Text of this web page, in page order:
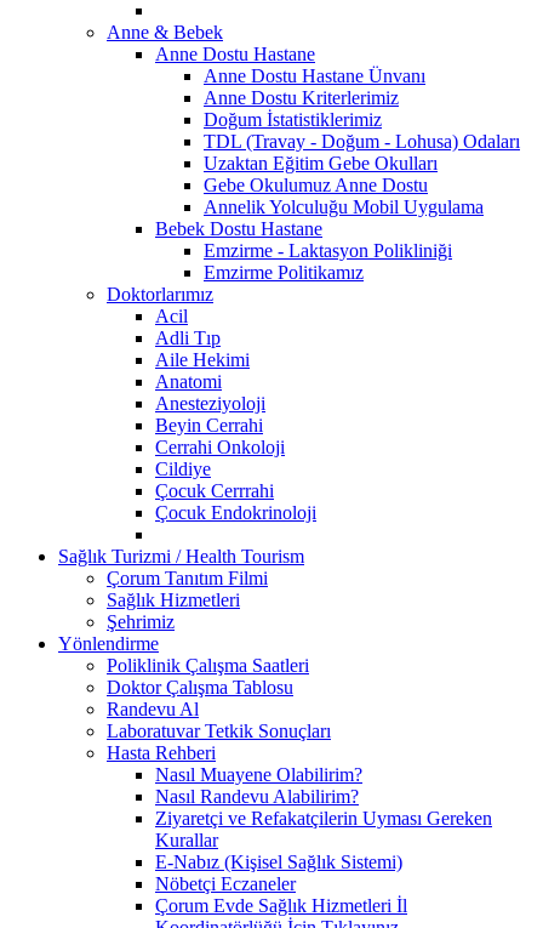
Anne & Bebek
Anne Dostu Hastane
Anne Dostu Hastane Ünvanı
Anne Dostu Kriterlerimiz
Doğum İstatistiklerimiz
TDL (Travay - Doğum - Lohusa) Odaları
Uzaktan Eğitim Gebe Okulları
Gebe Okulumuz Anne Dostu
Annelik Yolculuğu Mobil Uygulama
Bebek Dostu Hastane
Emzirme - Laktasyon Polikliniği
Emzirme Politikamız
Doktorlarımız
Acil
Adli Tıp
Aile Hekimi
Anatomi
Anesteziyoloji
Beyin Cerrahi
Cerrahi Onkoloji
Cildiye
Çocuk Cerrrahi
Çocuk Endokrinoloji
Sağlık Turizmi / Health Tourism
Çorum Tanıtım Filmi
Sağlık Hizmetleri
Şehrimiz
Yönlendirme
Poliklinik Çalışma Saatleri
Doktor Çalışma Tablosu
Randevu Al
Laboratuvar Tetkik Sonuçları
Hasta Rehberi
Nasıl Muayene Olabilirim?
Nasıl Randevu Alabilirim?
Ziyaretçi ve Refakatçilerin Uyması Gereken
Kurallar
E-Nabız (Kişisel Sağlık Sistemi)
Nöbetçi Eczaneler
Çorum Evde Sağlık Hizmetleri İl